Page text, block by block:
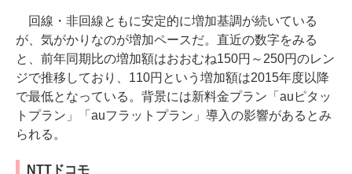
回線・非回線ともに安定的に増加基調が続いている
が、気がかりなのが増加ペースだ。直近の数字をみる
と、前年同期比の増加額はおおむね150円～250円のレン
ジで推移しており、110円という増加額は2015年度以降
で最低となっている。背景には新料金プラン「auピタッ
トプラン」「auフラットプラン」導入の影響があるとみ
られる。
NTTドコモ